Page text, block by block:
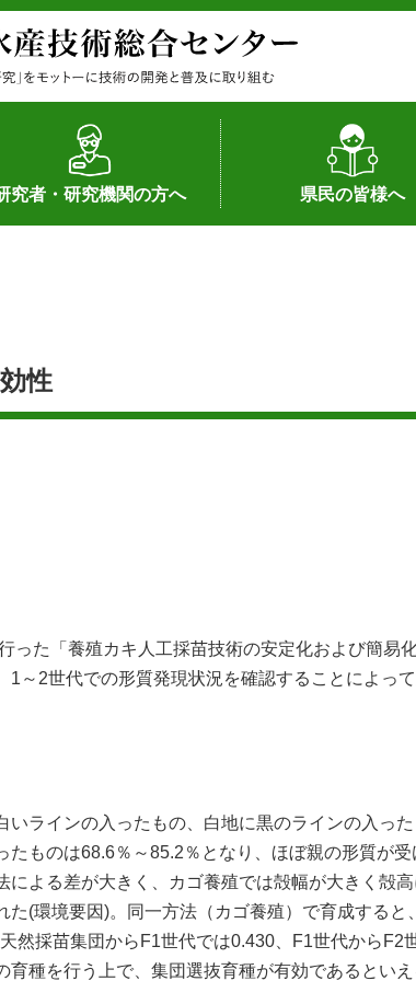
究者・研究機関の方へ
者の紹介
ズ研究の成果
官連携
財産の保有状況（特許）
財産の保有状況（品種）
員の受入
活動不正行為への対応
研究資金への対応
県民の皆様へ
作物や園芸に関する新
畜産に関する新技術
森林林業に関する新技
病害虫に関する新技術
食品加工に関する新技
水産に関する新技術
作物や園芸に関する豆
病害虫に関する豆知識
畜産に関する豆知識
水産に関する豆知識
バイテク・農業環境・
食品加工に関する豆知
森林林業に関する豆知
性
た「養殖カキ人工採苗技術の安定化および簡易
1～2世代での形質発現状況を確認することによ
ラインの入ったもの、白地に黒のラインの入っ
たものは68.6％～85.2％となり、ほぼ親の形質が
よる差が大きく、カゴ養殖では殻幅が大きく殻
た(環境要因)。同一方法（カゴ養殖）で育成する
然採苗集団からF1世代では0.430、F1世代から
種を行う上で、集団選抜育種が有効であるといえ